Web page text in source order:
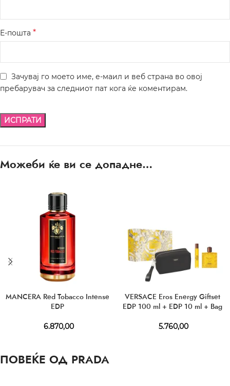
Е-пошта *
Зачувај го моето име, е-маил и веб страна во овој
пребарувач за следниот пат кога ќе коментирам.
Можеби ќе ви се допадне…
MANCERA Red Tobacco Intense
EDP
6.870,00
VERSACE Eros Energy Giftset
EDP 100 ml + EDP 10 ml + Bag
5.760,00
ПОВЕЌЕ ОД PRADA